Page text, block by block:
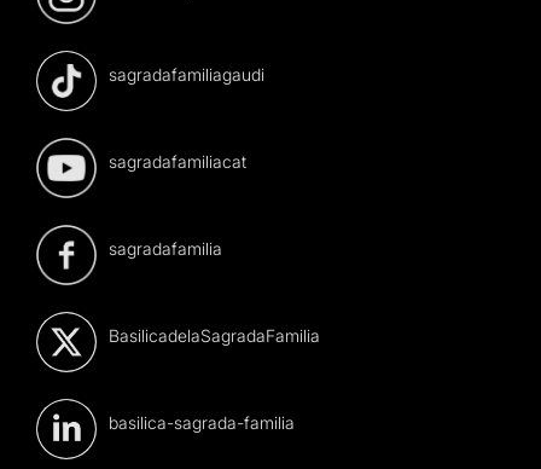
sagradafamiliagaudi
sagradafamiliacat
sagradafamilia
BasilicadelaSagradaFamilia
basilica-sagrada-familia